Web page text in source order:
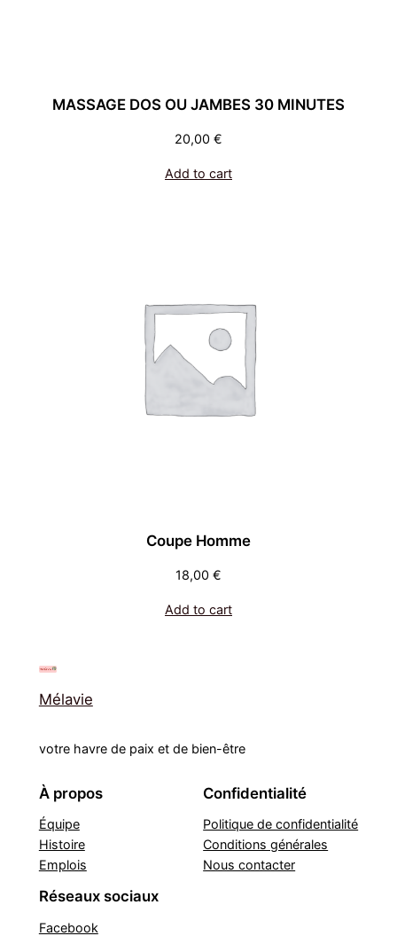
MASSAGE DOS OU JAMBES 30 MINUTES
20,00 €
Add to cart
Coupe Homme
18,00 €
Add to cart
Mélavie
votre havre de paix et de bien-être
À propos
Équipe
Histoire
Emplois
Confidentialité
Politique de confidentialité
Conditions générales
Nous contacter
Réseaux sociaux
Facebook